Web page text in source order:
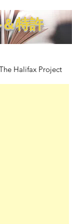
特許
Halifax Project